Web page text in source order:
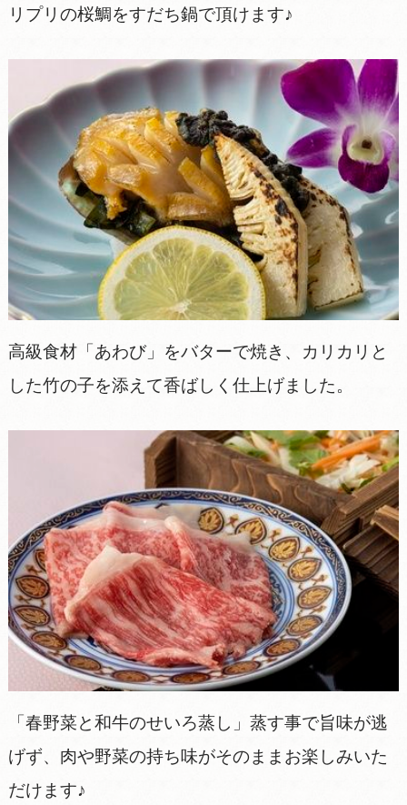
リプリの桜鯛をすだち鍋で頂けます♪
高級食材「あわび」をバターで焼き、カリカリと
した竹の子を添えて香ばしく仕上げました。
「春野菜と和牛のせいろ蒸し」蒸す事で旨味が逃
げず、肉や野菜の持ち味がそのままお楽しみいた
だけます♪